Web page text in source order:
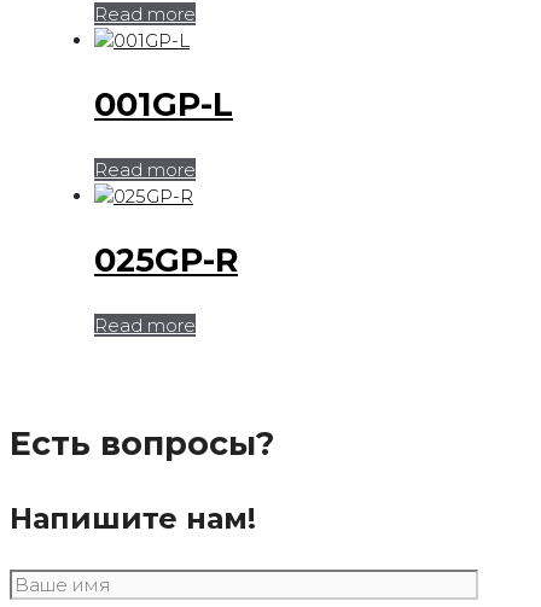
Read more
001GP-L
Read more
025GP-R
Read more
Есть вопросы?
Напишите нам!